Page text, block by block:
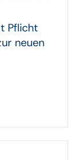
Pflicht
neuen